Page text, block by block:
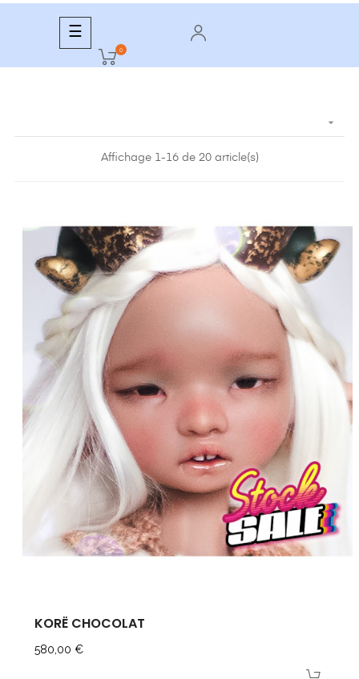
Basculer
la
navigation
☰
0

Affichage 1-16 de 20 article(s)
KORË CHOCOLAT
Prix
580,00 €